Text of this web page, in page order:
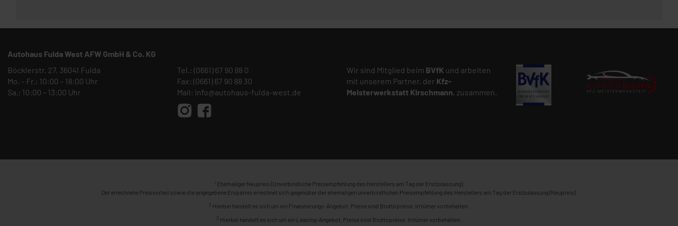
Autohaus Fulda West AFW GmbH & Co. KG
Böcklerstr. 27, 36041 Fulda
Mo. – Fr.: 10:00 – 18:00 Uhr
Sa.: 10:00 – 13:00 Uhr
Tel.: (0661) 67 90 88 0
Fax: (0661) 67 90 88 30
Mail: info@autohaus-fulda-west.de
Wir sind Mitglied beim BVfK und arbeiten
mit unserem Partner, der Kfz-
Meisterwerkstatt Kirschmann, zusammen.
1 Ehemaliger Neupreis (Unverbindliche Preisempfehlung des Herstellers am Tag der Erstzulassung).
Der errechnete Preisvorteil sowie die angegebene Ersparnis errechnet sich gegenüber der ehemaligen unverbindlichen Preisempfehlung des Herstellers am Tag der Erstzulassung (Neupreis).
2 Hierbei handelt es sich um ein Finanzierungs-Angebot. Preise sind Bruttopreise. Irrtümer vorbehalten.
3 Hierbei handelt es sich um ein Leasing-Angebot. Preise sind Bruttopreise. Irrtümer vorbehalten.